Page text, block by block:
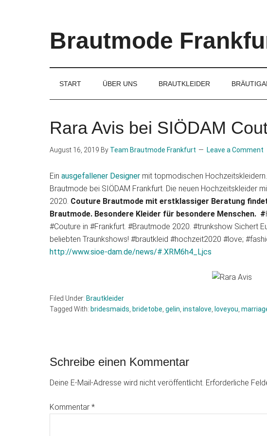
Brautmode
Brautmode
Bräutigam
START ÜBER UNS BRAUTKLEIDER
Rara Avis bei SIÖDAM
August 16, 2019 By Team Brautmode Frankfurt Leave a Comment
Ein ausgefallener Designer mit topmodischen
Brautmode bei SIÖDAM Frankfurt. Die neuen Hochzeitskleider
2020. Couture Brautmode mit erstklassiger Beratung
Brautmode. Besondere Kleider für besondere Menschen. #
#Couture in #Frankfurt. #Brautmode 2020. #trunkshow Sichert
beliebten Traunkshows! #brautkleid #hochzeit2020 #love;
http://www.sioe-dam.de/news/#.XRM6h4_Ljcs
Filed Under: Brautkleider
Tagged With: bridesmaids bridetobe gelin instalove loveyou
Reader
Interactions
Schreibe einen Kommentar
Deine E-Mail-Adresse wird nicht veröffentlicht. Erforderliche
Kommentar *